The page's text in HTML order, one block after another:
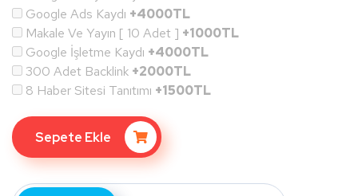
Google Ads Kaydı +4000TL
Makale Ve Yayın [ 10 Adet ] +1000TL
Google İşletme Kaydı +4000TL
300 Adet Backlink +2000TL
8 Haber Sitesi Tanıtımı +1500TL
Sepete Ekle